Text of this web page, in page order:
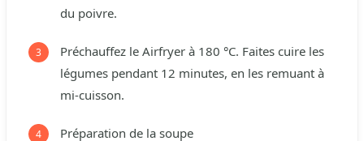
du poivre.
Préchauffez le Airfryer à 180 °C. Faites cuire les
légumes pendant 12 minutes, en les remuant à
mi-cuisson.
Préparation de la soupe